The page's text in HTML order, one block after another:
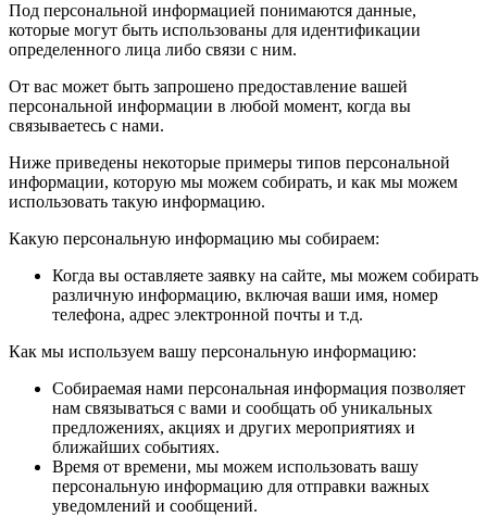
Под персональной информацией понимаются данные,
которые могут быть использованы для идентификации
определенного лица либо связи с ним.
От вас может быть запрошено предоставление вашей
персональной информации в любой момент, когда вы
связываетесь с нами.
Ниже приведены некоторые примеры типов персональной
информации, которую мы можем собирать, и как мы можем
использовать такую информацию.
Какую персональную информацию мы собираем:
Когда вы оставляете заявку на сайте, мы можем собирать
различную информацию, включая ваши имя, номер
телефона, адрес электронной почты и т.д.
Как мы используем вашу персональную информацию:
Собираемая нами персональная информация позволяет
нам связываться с вами и сообщать об уникальных
предложениях, акциях и других мероприятиях и
ближайших событиях.
Время от времени, мы можем использовать вашу
персональную информацию для отправки важных
уведомлений и сообщений.